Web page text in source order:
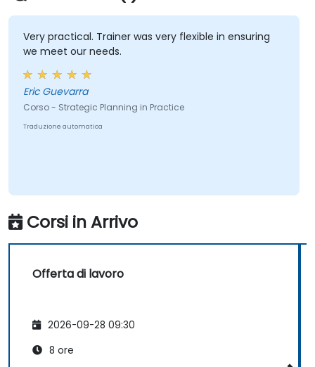
Very practical. Trainer was very flexible in ensuring
we meet our needs.
Eric Guevarra
Corso - Strategic Planning in Practice
Traduzione automatica
Corsi in Arrivo
Offerta di lavoro
2026-09-28 09:30
8 ore